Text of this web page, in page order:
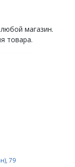
магазин.
товара.
79